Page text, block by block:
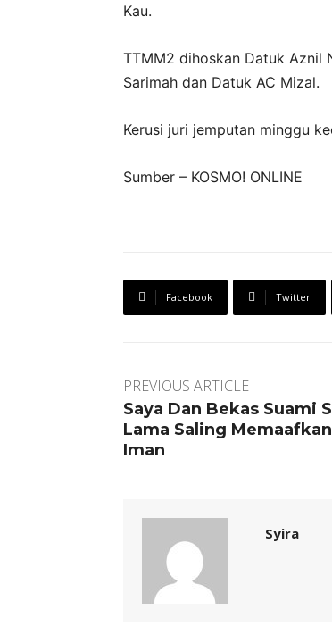
Kau.
TTMM2 dihoskan Datuk Aznil
Sarimah dan Datuk AC Mizal.
Kerusi juri jemputan minggu
Sumber – KOSMO! ONLINE
Facebook Twitter
PREVIOUS ARTICLE
Saya Dan Bekas Suami
Lama Saling
Iman
Syira